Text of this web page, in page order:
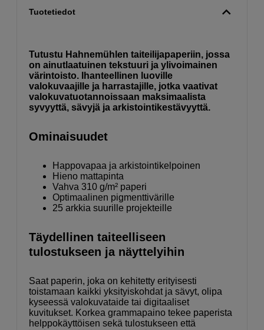
Tuotetiedot
Tutustu Hahnemühlen taiteilijapaperiin, jossa
on ainutlaatuinen tekstuuri ja ylivoimainen
värintoisto. Ihanteellinen luoville
valokuvaajille ja harrastajille, jotka vaativat
valokuvatuotannoissaan maksimaalista
syvyyttä, sävyjä ja arkistointikestävyyttä.
Ominaisuudet
Happovapaa ja arkistointikelpoinen
Hieno mattapinta
Vahva 310 g/m² paperi
Optimaalinen pigmenttivärille
25 arkkia suurille projekteille
Täydellinen taiteelliseen
tulostukseen ja näyttelyihin
Saat paperin, joka on kehitetty erityisesti
toistamaan kaikki yksityiskohdat ja sävyt, olipa
kyseessä valokuvataide tai digitaaliset
kuvitukset. Korkea grammapaino tekee paperista
helppokäyttöisen sekä tulostukseen että